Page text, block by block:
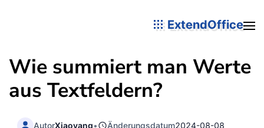
ExtendOffice
Wie summiert man Werte
aus Textfeldern?
AutorXiaoyang• Änderungsdatum2024-08-08